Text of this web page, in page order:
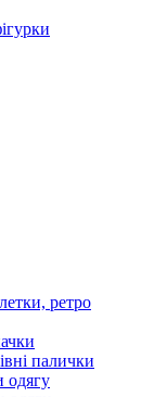
ретро
палички
одягу